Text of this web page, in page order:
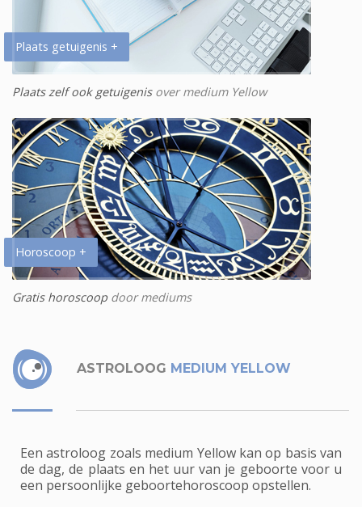
Plaats getuigenis +
Plaats zelf ook getuigenisover medium Yellow
Horoscoop +
Gratis horoscoopdoor mediums
ASTROLOOG MEDIUM YELLOW
Een astroloog zoals medium Yellow kan op basis van
de dag, de plaats en het uur van je geboorte voor u
een persoonlijke geboortehoroscoop opstellen.